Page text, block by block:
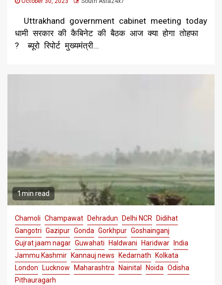
Uttrakhand government cabinet meeting today
धामी सरकार की कैबिनेट की बैठक आज क्या होगा तोहफा
? ब्यूरो रिपोर्ट मुख्यमंत्री...
1 min read
Chamoli Champawat Dehradun Delhi NCR
Didihat
Gangotri Gazipur Gonda Gorkhpur Goshainganj
Gujrat jaam nagar Guwahati Haldwani Haridwar
India
Jammu Kashmir
Kannauj news Kedarnath
Kolkata
London
Lucknow Maharashtra Nainital Noida Odisha
Pithauragarh